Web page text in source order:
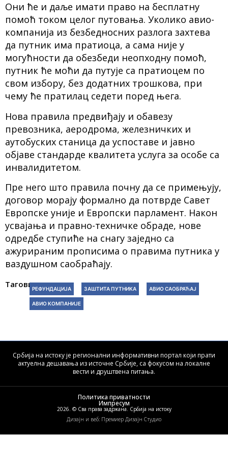
Они ће и даље имати право на бесплатну
помоћ током целог путовања. Уколико авио-
компанија из безбедносних разлога захтева
да путник има пратиоца, а сама није у
могућности да обезбеди неопходну помоћ,
путник ће моћи да путује са пратиоцем по
свом избору, без додатних трошкова, при
чему ће пратилац седети поред њега.
Нова правила предвиђају и обавезу
превозника, аеродрома, железничких и
аутобуских станица да успоставе и јавно
објаве стандарде квалитета услуга за особе са
инвалидитетом.
Пре него што правила почну да се примењују,
договор морају формално да потврде Савет
Европске уније и Европски парламент. Након
усвајања и правно-техничке обраде, нове
одредбе ступиће на снагу заједно са
ажурираним прописима о правима путника у
ваздушном саобраћају.
Тагови:РЕФУНДАЦИЈА ЗАШТИТА ПУТНИКА АВИО САОБРАЋАЈ
АВИО КОМПАНИЈЕ
Србија на истоку је регионални информативни портал који прати
актуелна дешавања из источне Србије, са фокусом на локалне
вести и друштвена питања.
2026. © Сва права задржана. Србија на истоку
Импресум
Политика приватности
Дизајн и веб: Премиер Дизајн Студио